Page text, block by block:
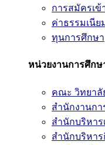
การสมัครเ
ค่าธรรมเนีย
ทุนการศึกษา
หน่วยงานการศึกษ
คณะ วิทยาลั
สำนักงานกา
สำนักบริหาร
สำนักบริหา